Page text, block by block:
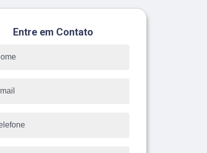
Entre em Contato